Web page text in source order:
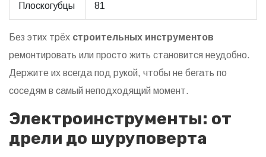
Плоскогубцы 81
Без этих трёх строительных инструментов
ремонтировать или просто жить становится неудобно.
Держите их всегда под рукой, чтобы не бегать по
соседям в самый неподходящий момент.
Электроинструменты: от
дрели до шуруповерта